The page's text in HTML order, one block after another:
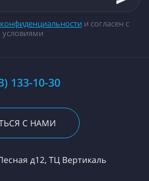
и согласен с
условиями
133-10-30
С НАМИ
д12, ТЦ Вертикаль